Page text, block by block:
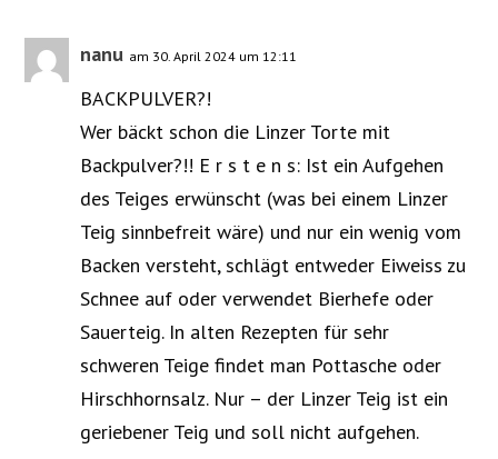
nanu am 30. April 2024 um 12:11
BACKPULVER?!
Wer bäckt schon die Linzer Torte mit
Backpulver?!! E r s t e n s: Ist ein Aufgehen
des Teiges erwünscht (was bei einem Linzer
Teig sinnbefreit wäre) und nur ein wenig vom
Backen versteht, schlägt entweder Eiweiss zu
Schnee auf oder verwendet Bierhefe oder
Sauerteig. In alten Rezepten für sehr
schweren Teige findet man Pottasche oder
Hirschhornsalz. Nur – der Linzer Teig ist ein
geriebener Teig und soll nicht aufgehen.